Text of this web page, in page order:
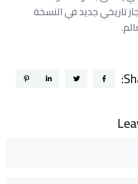
تاريخي جديد في النسخة